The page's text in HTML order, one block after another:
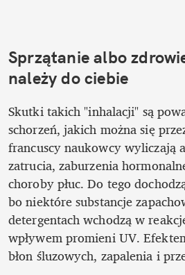
Sprzątanie albo
należy do ciebie
Skutki takich "inhalacji" są
schorzeń, jakich można się
francuscy naukowcy wyliczają
zatrucia, zaburzenia
choroby płuc. Do tego
bo niektóre substancje
detergentach wchodzą w
wpływem promieni UV.
błon śluzowych, zapalenia i